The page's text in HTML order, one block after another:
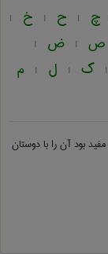
چ | ح | خ |
ص | ض |
| گ | ل | م
مفید بود آن را با دوستان